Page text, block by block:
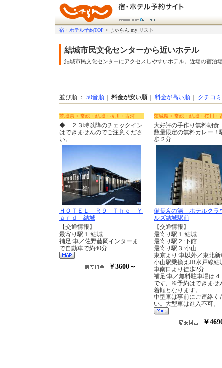
宿・ホテル予約TOP > じゃらん my リスト
結城市民文化センターから近いホテル
結城市民文化センターにアクセスしやすいホテル。近場の宿泊
並び順 ： 50音順 料金が安い順 料金が高い順 クチコ
茨城県 > 常総・結城・桜川・古河
◆ ２３時以降のチェックイン
はできませんのでご注意くださ
い。
ＨＯＴＥＬ Ｒ９ Ｔｈｅ Ｙ
ａｒｄ 結城
【交通情報】
最寄り駅１:結城
補足:車／佐野藤岡インターま
で自動車で約40分
￥3600～
茨城県 > 常総・結城・桜川・
大好評の手作り無料朝食
数量限定の無料カレー！
歩２分
備長炭の湯 ホテルクラ
ルズ結城駅前
【交通情報】
最寄り駅１:結城
最寄り駅２:下館
最寄り駅３:小山
東京より:車以外／東北新
小山駅乗換えJR水戸線結
車南口より徒歩2分
補足:車／無料駐車場は４
です。※予約はできませ
着順となります。
中型車は事前にご連絡く
い。大型車は進入不可。
￥